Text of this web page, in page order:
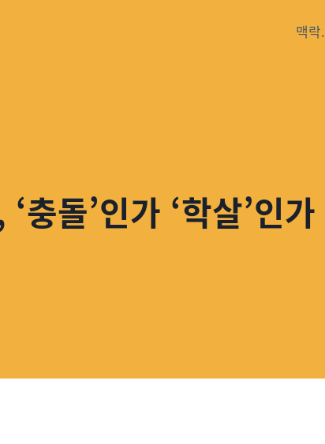
맥락.
충돌’인가 ‘학살’인가